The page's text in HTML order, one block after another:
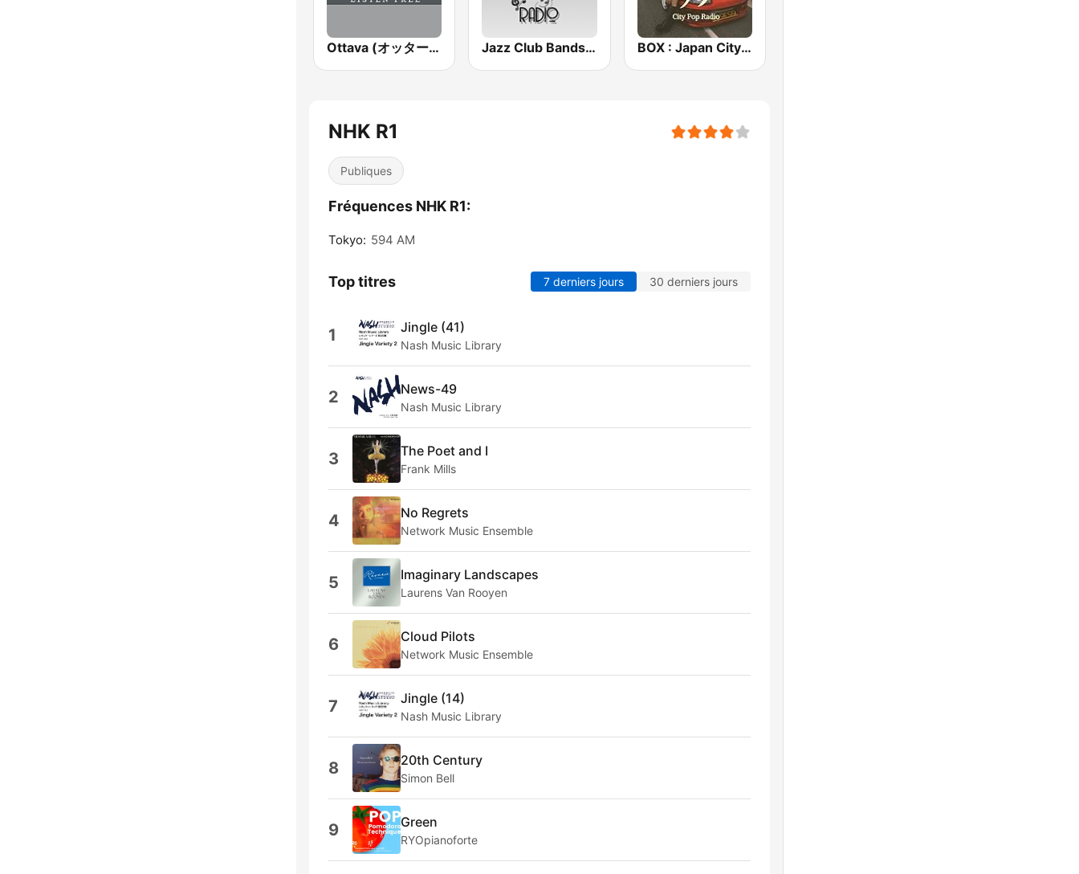
Ottava (オッターヴァ) Jazz Club Bandstand BOX : Japan City Pop -日本のシティポップ
NHK R1
Publiques
Fréquences NHK R1:
Tokyo: 594 AM
Top titres 7 derniers jours 30 derniers jours
1 Jingle (41)
Nash Music Library
2 News-49
Nash Music Library
3 The Poet and I
Frank Mills
4 No Regrets
Network Music Ensemble
5 Imaginary Landscapes
Laurens Van Rooyen
6 Cloud Pilots
Network Music Ensemble
7 Jingle (14)
Nash Music Library
8 20th Century
Simon Bell
9 Green
RYOpianoforte